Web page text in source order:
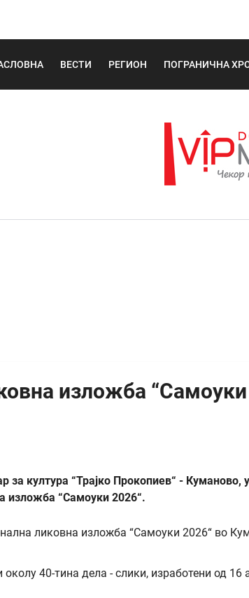
ВЕСТИ РЕГИОН ПОГРАНИЧНА
изложба “Самоуки
култура “Трајко Прокопиев“ - Куманово,
изложба “Самоуки 2026“.
40-тина дела - слики, изработени од 16